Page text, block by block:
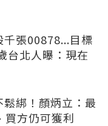
千張00878...目標
台北人曝：現在
綁！顏炳立：最
買方仍可獲利